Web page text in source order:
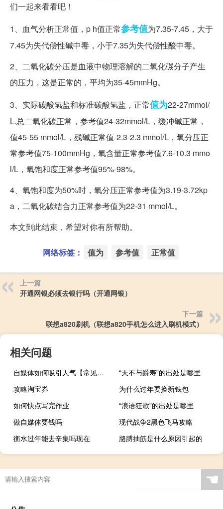
们一起来看看吧！
1、血气分析正常值，p h值正常参考值为7.35-7.45，大于
7.45为失代偿性碱中毒，小于7.35为失代偿性酸中毒。
2、二氧化碳分压是血液中物理溶解的二氧化碳分子产生
的压力，这是正常的，平均为35-45mmHg。
3、实际碳酸氢盐和标准碳酸氢盐，正常值为22-27mmol/
L.总二氧化碳正常，参考值24-32mmol/L，缓冲碱正常，
值45-55 mmol/L，残碱正常值-2.3-2.3 mmol/L，氧分压正
常参考值75-100mmHg，氧含量正常参考值7.6-10.3 mmo
l/L，氧饱和度正常参考值95%-98%。
4、氧饱和度为50%时，氧分压正常参考值为3.19-3.72kp
a，二氧化碳结合力正常参考值为22-31 mmol/L。
本文到此结束，希望对你有所帮助。
网络标签： 值为 参考值 正常值
上一篇
开通网银必须去银行吗（开通网银）
下一篇
联想a820刷机（联想a820手机怎么进入刷机模式）
相关问题
自媒体如何吸引人气【常见的策略和方法提高吸引力】
“天不与爵寿”的出处是哪里
攻略淘宝券
为什么过年要换新钱包
如何快点写完作业
“浪语狂歌”的出处是哪里
做自媒体要钱吗
现代战争2黑色飞马攻略
衡水过年能去辛集吗现在
胳膊抽筋是什么原因引起的
甄嬛传主题曲谁演唱的（甄嬛传主题曲）
☚